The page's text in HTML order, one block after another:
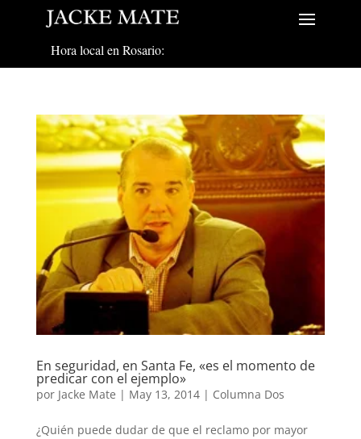
Hora local en Rosario:
En seguridad, en Santa Fe, «es el momento de
predicar con el ejemplo»
por Jacke Mate | May 13, 2014| Columna Dos
¿Quién puede dudar de que el reclamo por mayor